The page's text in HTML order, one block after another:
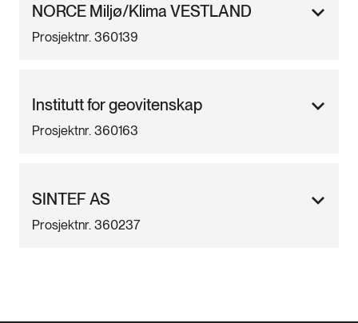
NORCE Miljø/Klima VESTLAND
Prosjektnr. 360139
Institutt for geovitenskap
Prosjektnr. 360163
SINTEF AS
Prosjektnr. 360237